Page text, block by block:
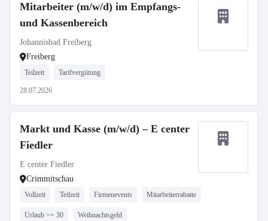
Mitarbeiter (m/w/d) im Empfangs-
und Kassenbereich
Johannisbad Freiberg
Freiberg
Teilzeit Tarifvergütung
28.07.2026
Markt und Kasse (m/w/d) – E center
Fiedler
E center Fiedler
Crimmitschau
Vollzeit Teilzeit Firmenevents Mitarbeiterrabatte
Urlaub >= 30 Weihnachtsgeld